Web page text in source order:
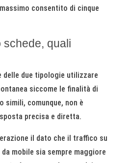
consentito di cinque
schede, quali
delle due tipologie utilizzare
siccome le finalità di
simili, comunque, non è
precisa e diretta.
il dato che il traffico su
mobile sia sempre maggiore